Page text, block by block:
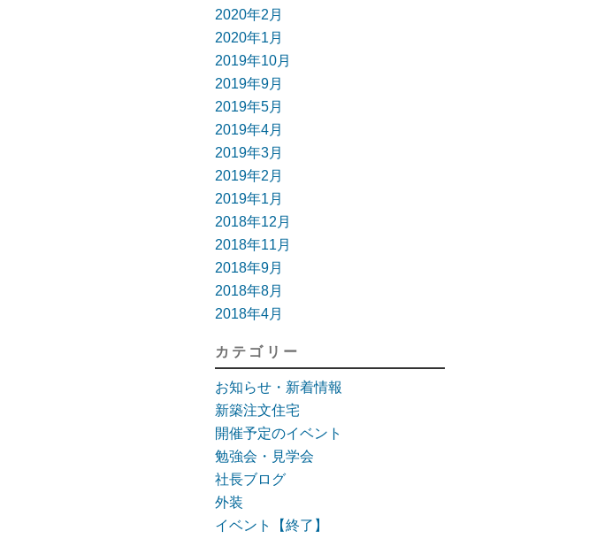
2020年2月
2020年1月
2019年10月
2019年9月
2019年5月
2019年4月
2019年3月
2019年2月
2019年1月
2018年12月
2018年11月
2018年9月
2018年8月
2018年4月
カテゴリー
お知らせ・新着情報
新築注文住宅
開催予定のイベント
勉強会・見学会
社長ブログ
外装
イベント【終了】